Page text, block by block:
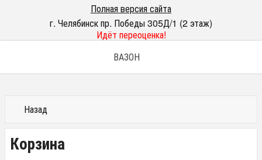
Полная версия сайта
г. Челябинск пр. Победы 305Д/1 (2 этаж)
Идёт переоценка!
ВАЗОН
Назад
Корзина